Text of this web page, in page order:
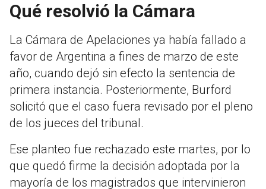
Qué resolvió la Cámara
La Cámara de Apelaciones ya había fallado a
favor de Argentina a fines de marzo de este
año, cuando dejó sin efecto la sentencia de
primera instancia. Posteriormente, Burford
solicitó que el caso fuera revisado por el pleno
de los jueces del tribunal.
Ese planteo fue rechazado este martes, por lo
que quedó firme la decisión adoptada por la
mayoría de los magistrados que intervinieron